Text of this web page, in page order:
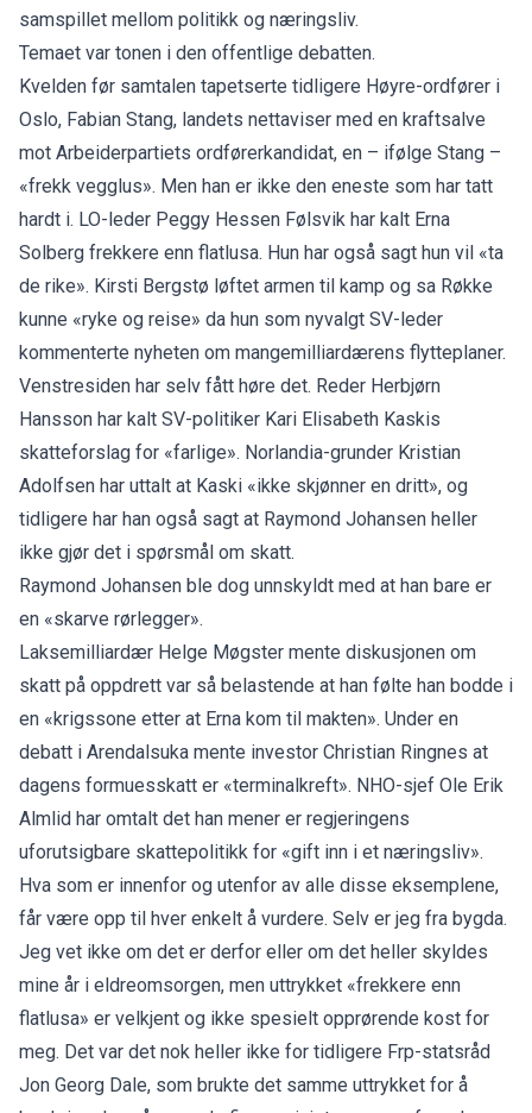
samspillet mellom politikk og næringsliv.
Temaet var tonen i den offentlige debatten.
Kvelden før samtalen tapetserte tidligere Høyre-ordfører i
Oslo, Fabian Stang, landets nettaviser med en kraftsalve
mot Arbeiderpartiets ordførerkandidat, en – ifølge Stang –
«frekk vegglus». Men han er ikke den eneste som har tatt
hardt i. LO-leder Peggy Hessen Følsvik har kalt Erna
Solberg frekkere enn flatlusa. Hun har også sagt hun vil «ta
de rike». Kirsti Bergstø løftet armen til kamp og sa Røkke
kunne «ryke og reise» da hun som nyvalgt SV-leder
kommenterte nyheten om mangemilliardærens flytteplaner.
Venstresiden har selv fått høre det. Reder Herbjørn
Hansson har kalt SV-politiker Kari Elisabeth Kaskis
skatteforslag for «farlige». Norlandia-grunder Kristian
Adolfsen har uttalt at Kaski «ikke skjønner en dritt», og
tidligere har han også sagt at Raymond Johansen heller
ikke gjør det i spørsmål om skatt.
Raymond Johansen ble dog unnskyldt med at han bare er
en «skarve rørlegger».
Laksemilliardær Helge Møgster mente diskusjonen om
skatt på oppdrett var så belastende at han følte han bodde i
en «krigssone etter at Erna kom til makten». Under en
debatt i Arendalsuka mente investor Christian Ringnes at
dagens formuesskatt er «terminalkreft». NHO-sjef Ole Erik
Almlid har omtalt det han mener er regjeringens
uforutsigbare skattepolitikk for «gift inn i et næringsliv».
Hva som er innenfor og utenfor av alle disse eksemplene,
får være opp til hver enkelt å vurdere. Selv er jeg fra bygda.
Jeg vet ikke om det er derfor eller om det heller skyldes
mine år i eldreomsorgen, men uttrykket «frekkere enn
flatlusa» er velkjent og ikke spesielt opprørende kost for
meg. Det var det nok heller ikke for tidligere Frp-statsråd
Jon Georg Dale, som brukte det samme uttrykket for å